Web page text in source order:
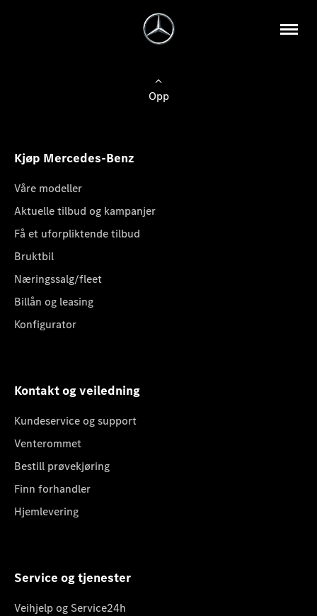
Opp
Kjøp Mercedes-Benz
Våre modeller
Aktuelle tilbud og kampanjer
Få et uforpliktende tilbud
Bruktbil
Næringssalg/fleet
Billån og leasing
Konfigurator
Kontakt og veiledning
Kundeservice og support
Venterommet
Bestill prøvekjøring
Finn forhandler
Hjemlevering
Service og tjenester
Veihjelp og Service24h